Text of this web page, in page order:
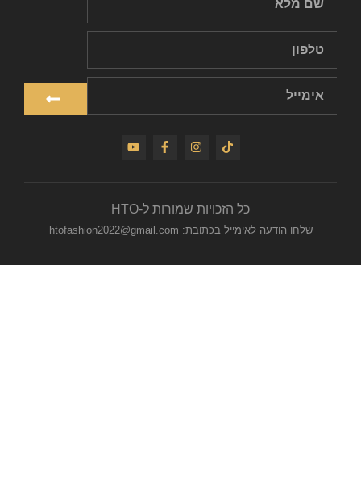
כל הזכויות שמורות ל-HTO
שלחו הודעה לאימייל בכתובת: htofashion2022@gmail.com